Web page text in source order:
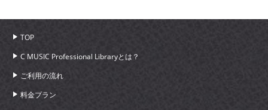
TOP
C MUSIC Professional Libraryとは？
ご利用の流れ
料金プラン